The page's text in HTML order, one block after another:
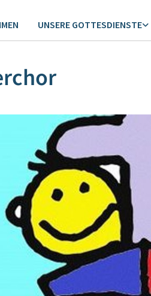
UNSERE GOTTESDIENSTE